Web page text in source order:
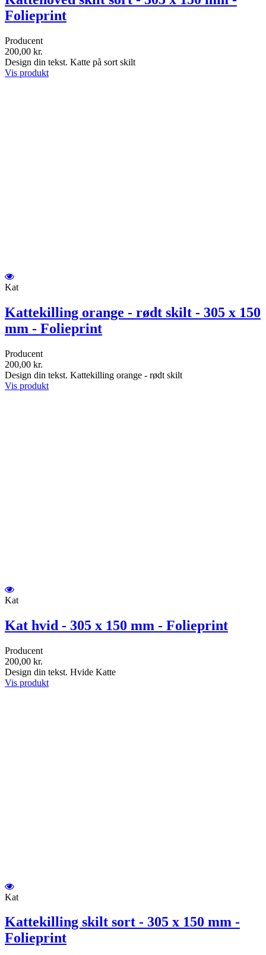
Folieprint
Producent
200,00 kr.
Design din tekst. Katte på sort skilt
Vis produkt
Kat
Kattekilling orange - rødt skilt - 305 x 150
mm - Folieprint
Producent
200,00 kr.
Design din tekst. Kattekilling orange - rødt skilt
Vis produkt
Kat
Kat hvid - 305 x 150 mm - Folieprint
Producent
200,00 kr.
Design din tekst. Hvide Katte
Vis produkt
Kat
Kattekilling skilt sort - 305 x 150 mm -
Folieprint